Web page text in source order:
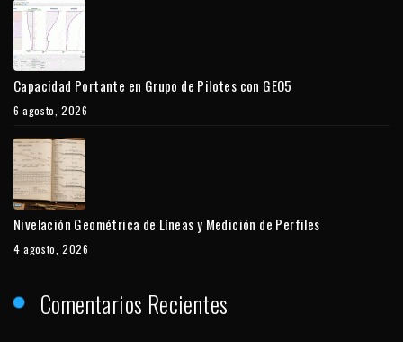
Capacidad Portante en Grupo de Pilotes con GEO5
6 agosto, 2026
Nivelación Geométrica de Líneas y Medición de Perfiles
4 agosto, 2026
Comentarios Recientes